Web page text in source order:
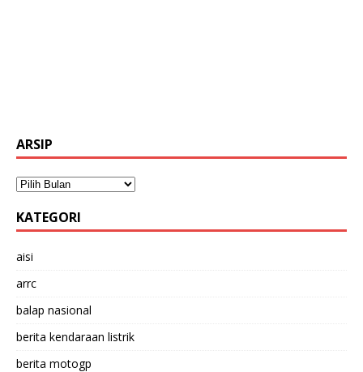
ARSIP
KATEGORI
aisi
arrc
balap nasional
berita kendaraan listrik
berita motogp